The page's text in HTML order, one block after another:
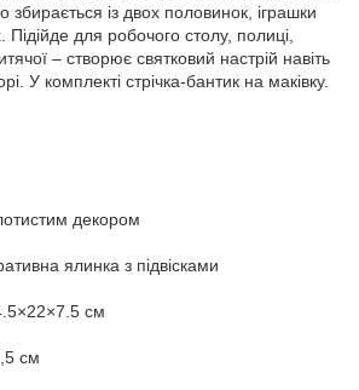
збирається із двох половинок, іграшки
Підійде для робочого столу, полиці,
– створює святковий настрій навіть
У комплекті стрічка-бантик на маківку.
декором
ялинка з підвісками
см
см